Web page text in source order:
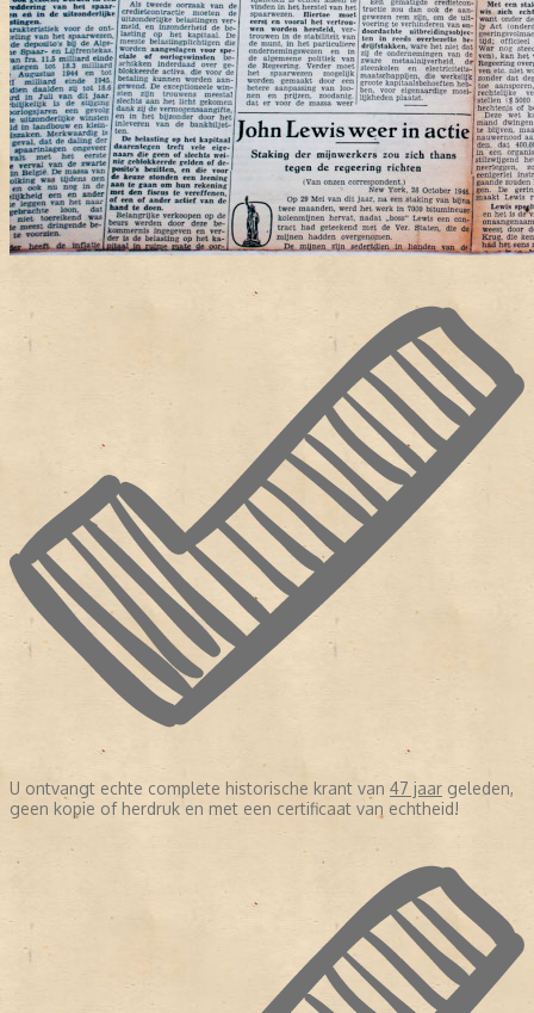
U ontvangt echte complete historische krant van 47 jaar geleden,
geen kopie of herdruk en met een certificaat van echtheid!